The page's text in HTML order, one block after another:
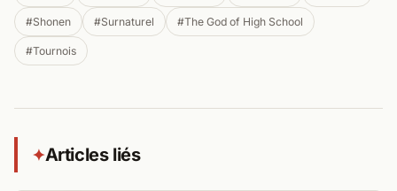
#Shonen #Surnaturel #The God of High School
#Tournois
✦Articles liés